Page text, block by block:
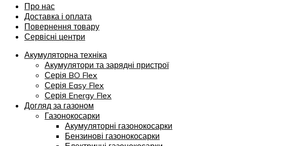
Про нас
Доставка і оплата
Повернення товару
Сервісні центри
Акумуляторна техніка
Акумулятори та зарядні пристрої
Серія BO Flex
Серія Easy Flex
Серія Energy Flex
Догляд за газоном
Газонокосарки
Акумуляторні газонокосарки
Бензинові газонокосарки